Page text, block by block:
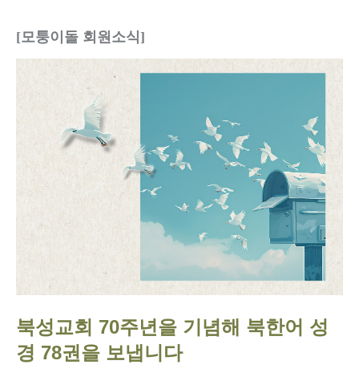
[모퉁이돌 회원소식]
북성교회 70주년을 기념해 북한어 성
경 78권을 보냅니다